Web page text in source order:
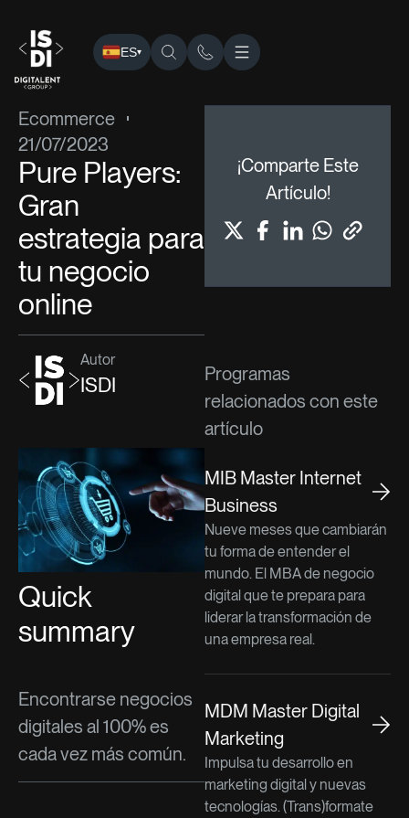
ES▾
ISDI› ›Ecommerce› Pure Players: Gran estrategia
Ecommerce
21/07/2023
Pure Players:
Gran
estrategia para
tu negocio
online
Autor
ISDI
Quick
summary
Encontrarse negocios
digitales al 100% es
cada vez más común.
¡Comparte Este
Artículo!
Programas
relacionados con este
artículo
MIB Master Internet
Business
Nueve meses que cambiarán
tu forma de entender el
mundo. El MBA de negocio
digital que te prepara para
liderar la transformación de
una empresa real.
MDM Master Digital
Marketing
Impulsa tu desarrollo en
marketing digital y nuevas
tecnologías. (Trans)formate